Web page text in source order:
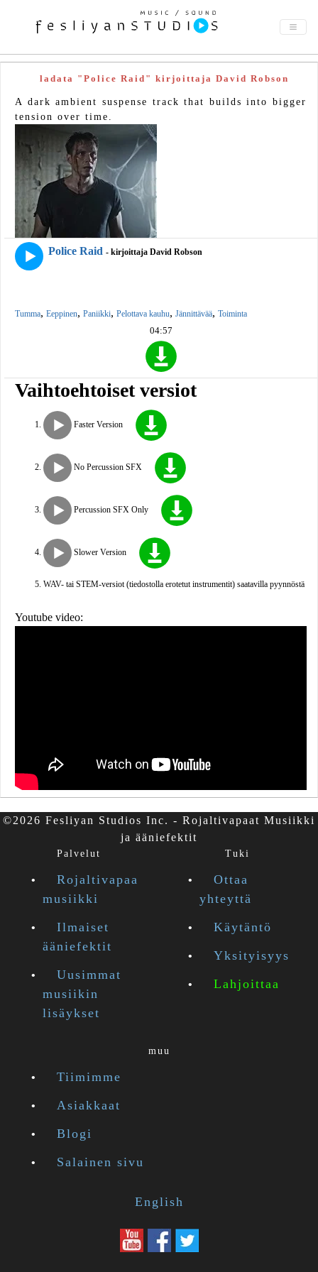
ladata "Police Raid" kirjoittaja David Robson
A dark ambient suspense track that builds into bigger
tension over time.
Police Raid - kirjoittaja David Robson
Tumma, Eeppinen, Paniikki, Pelottava kauhu, Jännittävää, Toiminta
04:57
Vaihtoehtoiset versiot
Faster Version
No Percussion SFX
Percussion SFX Only
Slower Version
WAV- tai STEM-versiot (tiedostolla erotetut instrumentit) saatavilla pyynnöstä
Youtube video:
©2026 Fesliyan Studios Inc. - Rojaltivapaat Musiikki
ja ääniefektit
Palvelut
Rojaltivapaa
musiikki
Ilmaiset
ääniefektit
Uusimmat
musiikin
lisäykset
Tuki
Ottaa
yhteyttä
Käytäntö
Yksityisyys
Lahjoittaa
muu
Tiimimme
Asiakkaat
Blogi
Salainen sivu
English